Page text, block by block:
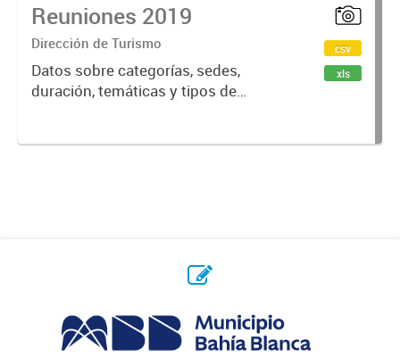
Reuniones 2019
Dirección de Turismo
Datos sobre categorías, sedes,
duración, temáticas y tipos de
csv
xls